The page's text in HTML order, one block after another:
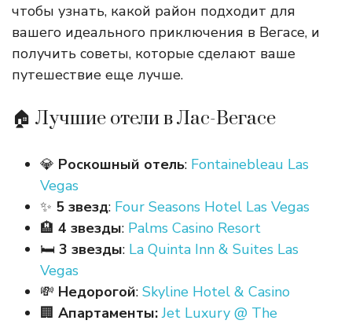
чтобы узнать, какой район подходит для
вашего идеального приключения в Вегасе, и
получить советы, которые сделают ваше
путешествие еще лучше.
🏠 Лучшие отели в Лас-Вегасе
💎 Роскошный отель: Fontainebleau Las
Vegas
✨ 5 звезд: Four Seasons Hotel Las Vegas
🏨 4 звезды: Palms Casino Resort
🛏️ 3 звезды: La Quinta Inn & Suites Las
Vegas
💸 Недорогой: Skyline Hotel & Casino
🏢 Апартаменты:Jet Luxury @ The